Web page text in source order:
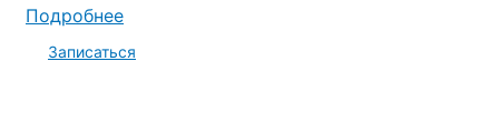
Подробнее
Записаться